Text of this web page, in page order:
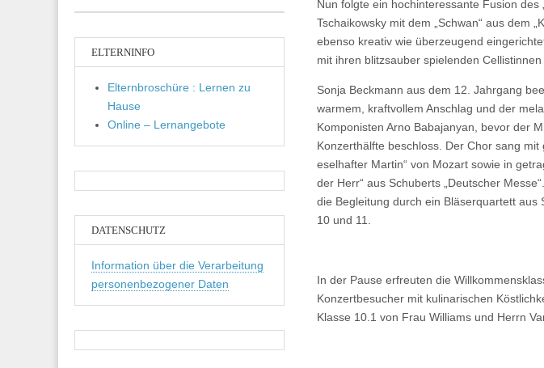
Nun folgte ein hochinteressante Fusion des
Tschaikowsky mit dem „Schwan“ aus dem
ebenso kreativ wie überzeugend
mit ihren blitzsauber spielenden Cellistinnen
Sonja Beckmann aus dem 12. Jahrgang
warmem, kraftvollem Anschlag und der
Komponisten Arno Babajanyan, bevor der
Konzerthälfte beschloss. Der Chor sang
eselhafter Martin“ von Mozart sowie in
der Herr“ aus Schuberts „Deutscher
die Begleitung durch ein Bläserquartett
10 und 11.
In der Pause erfreuten die
Konzertbesucher mit kulinarischen
Klasse 10.1 von Frau Williams und Herrn
ELTERNINFO
Elternbroschüre : Lernen zu
Hause
Online – Lernangebote
DATENSCHUTZ
Information über die Verarbeitung
personenbezogener Daten